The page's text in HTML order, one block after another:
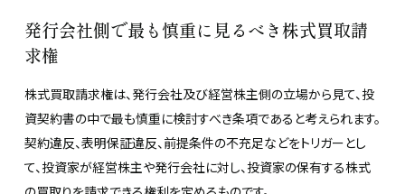
発行会社側で最も慎重に見るべき株式買取請
求権
株式買取請求権は、発行会社及び経営株主側の立場から見て、投
資契約書の中で最も慎重に検討すべき条項であると考えられます。
契約違反、表明保証違反、前提条件の不充足などをトリガーとし
て、投資家が経営株主や発行会社に対し、投資家の保有する株式